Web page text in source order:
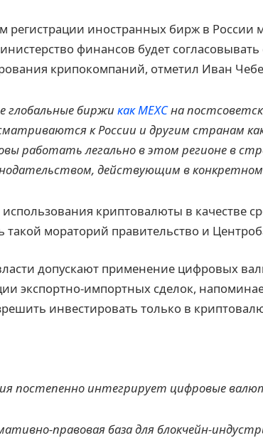
регистрации иностранных бирж в
финансов будет
крипокомпаний, отметил Иван
глобальные биржи как MEXCна
к России и другим странам
работать легально в этом регионе в
действующим в конкретном
криптовалюты в качестве
такой мораторий правительство и
допускают применение цифровых
экспортно-импортных сделок,
инвестировать только в
постепенно интегрирует цифровые
правовая база для блокчейн-